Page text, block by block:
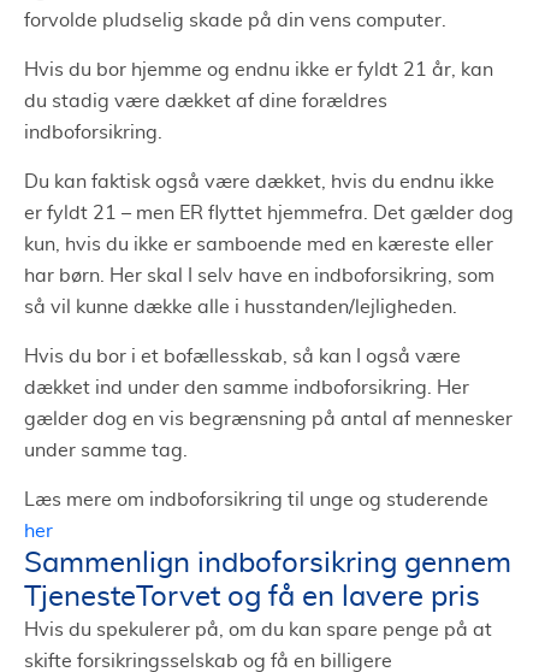
forvolde pludselig skade på din vens computer.
Hvis du bor hjemme og endnu ikke er fyldt 21 år, kan
du stadig være dækket af dine forældres
indboforsikring.
Du kan faktisk også være dækket, hvis du endnu ikke
er fyldt 21 – men ER flyttet hjemmefra. Det gælder dog
kun, hvis du ikke er samboende med en kæreste eller
har børn. Her skal I selv have en indboforsikring, som
så vil kunne dække alle i husstanden/lejligheden.
Hvis du bor i et bofællesskab, så kan I også være
dækket ind under den samme indboforsikring. Her
gælder dog en vis begrænsning på antal af mennesker
under samme tag.
Læs mere om indboforsikring til unge og studerende
her
Sammenlign indboforsikring gennem
TjenesteTorvet og få en lavere pris
Hvis du spekulerer på, om du kan spare penge på at
skifte forsikringsselskab og få en billigere